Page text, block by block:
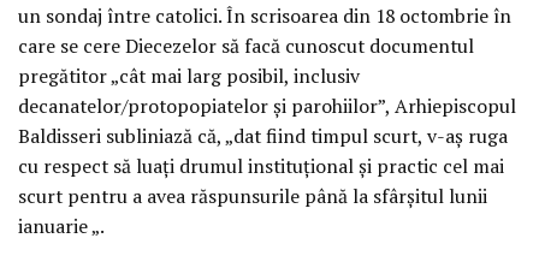
un sondaj între catolici. În scrisoarea din 18 octombrie în
care se cere Diecezelor să facă cunoscut documentul
pregătitor „cât mai larg posibil, inclusiv
decanatelor/protopopiatelor şi parohiilor”, Arhiepiscopul
Baldisseri subliniază că, „dat fiind timpul scurt, v-aş ruga
cu respect să luaţi drumul instituţional şi practic cel mai
scurt pentru a avea răspunsurile până la sfârşitul lunii
ianuarie „.